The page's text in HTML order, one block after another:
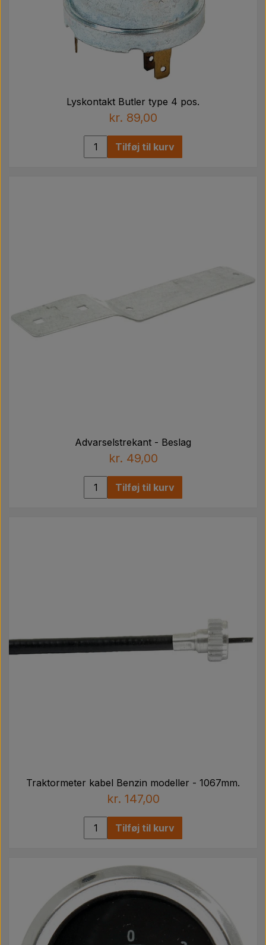
Lyskontakt Butler type 4 pos.
kr. 89,00
Tilføj til kurv
Advarselstrekant - Beslag
kr. 49,00
Tilføj til kurv
Traktormeter kabel Benzin modeller - 1067mm.
kr. 147,00
Tilføj til kurv